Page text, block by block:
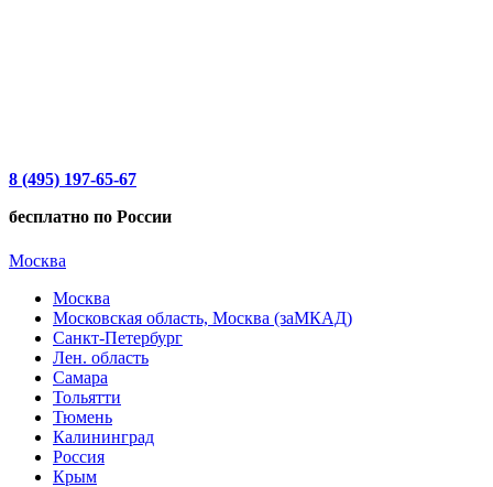
8 (495) 197-65-67
бесплатно по России
Москва
Москва
Московская область, Москва (заМКАД)
Санкт-Петербург
Лен. область
Самара
Тольятти
Тюмень
Калининград
Россия
Крым